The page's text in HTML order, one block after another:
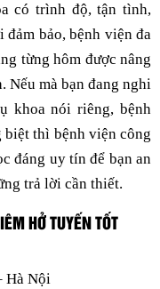
có trình độ, tận tình,
bảo, bệnh viện đa
từng hôm được nâng
Nếu mà bạn đang nghi
khoa nói riêng, bệnh
thì bệnh viện công
đáng uy tín để bạn an
trả lời cần thiết.
HỞ TUYẾN TỐT
Hà Nội